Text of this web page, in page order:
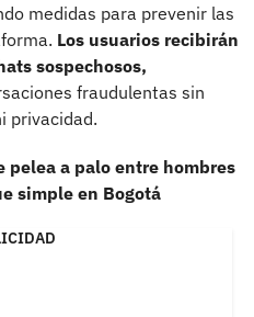
medidas para prevenir las
Los usuarios recibirán
sospechosos,
fraudulentas sin
privacidad.
pelea a palo entre hombres
simple en Bogotá